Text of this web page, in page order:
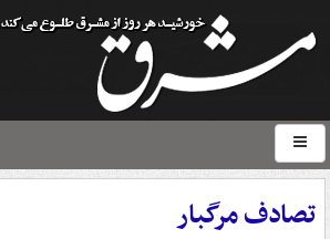
تصادف مرگبار